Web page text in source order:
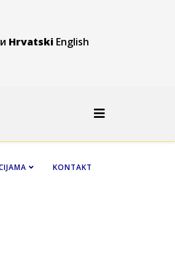
Hrvatski English
KONTAKT